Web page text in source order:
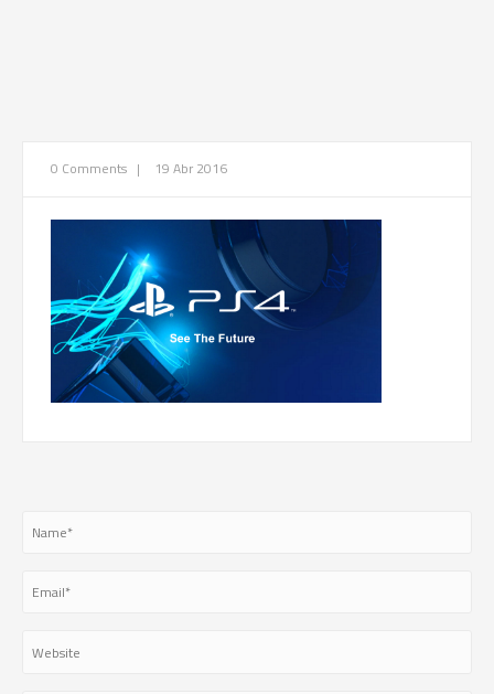
0 Comments | 19 Abr 2016